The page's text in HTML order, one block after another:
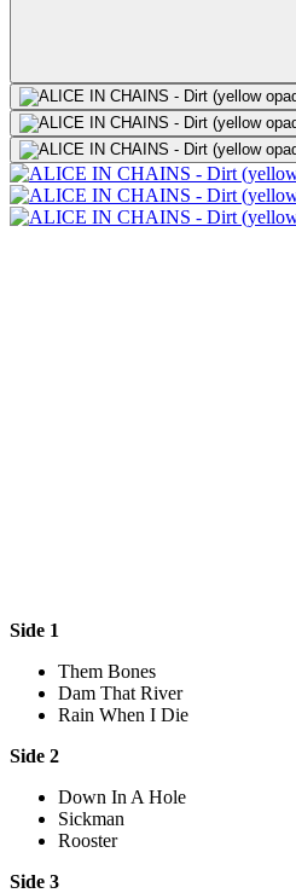
Side 1
Them Bones
Dam That River
Rain When I Die
Side 2
Down In A Hole
Sickman
Rooster
Side 3